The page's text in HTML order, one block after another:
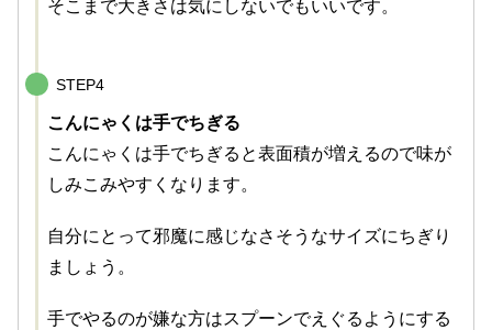
そこまで大きさは気にしないでもいいです。
STEP4
こんにゃくは手でちぎる
こんにゃくは手でちぎると表面積が増えるので味が
しみこみやすくなります。
自分にとって邪魔に感じなさそうなサイズにちぎり
ましょう。
手でやるのが嫌な方はスプーンでえぐるようにする